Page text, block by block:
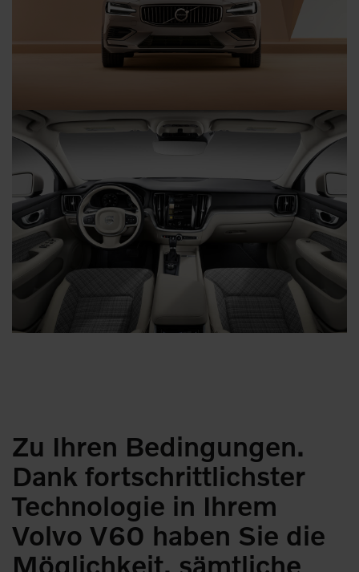
Zu Ihren Bedingungen.
Dank fortschrittlichster
Technologie in Ihrem
Volvo V60 haben Sie die
Möglichkeit, sämtliche